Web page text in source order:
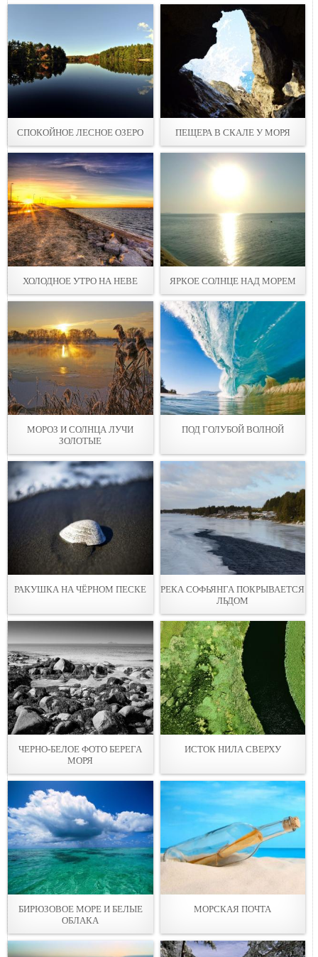
СПОКОЙНОЕ ЛЕСНОЕ ОЗЕРО ПЕЩЕРА В СКАЛЕ У МОРЯ
ХОЛОДНОЕ УТРО НА НЕВЕ ЯРКОЕ СОЛНЦЕ НАД МОРЕМ
МОРОЗ И СОЛНЦА ЛУЧИ
ЗОЛОТЫЕ
ПОД ГОЛУБОЙ ВОЛНОЙ
РАКУШКА НА ЧЁРНОМ ПЕСКЕ
РЕКА СОФЬЯНГА ПОКРЫВАЕТСЯ
ЛЬДОМ
ЧЕРНО-БЕЛОЕ ФОТО БЕРЕГА
МОРЯ
ИСТОК НИЛА СВЕРХУ
БИРЮЗОВОЕ МОРЕ И БЕЛЫЕ
ОБЛАКА
МОРСКАЯ ПОЧТА